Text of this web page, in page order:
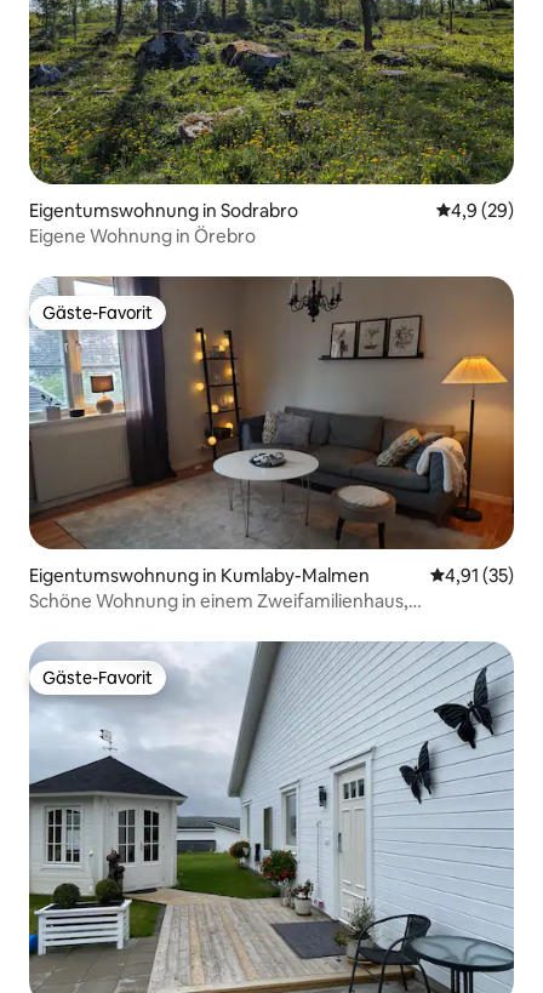
Eigentumswohnung in Sodrabro
4,9 (29)
Eigene Wohnung in Örebro
Gäste-Favorit
Gäste-Favorit
Eigentumswohnung in Kumlaby-Malmen
4,91 (35)
Schöne Wohnung in einem Zweifamilienhaus,
Gäste-Favorit
Gäste-Favorit